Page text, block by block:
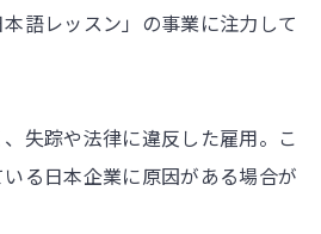
語レッスン 」の事業に注力して
失踪や法律に違反した雇用。こ
る日本企業に原因がある場合が